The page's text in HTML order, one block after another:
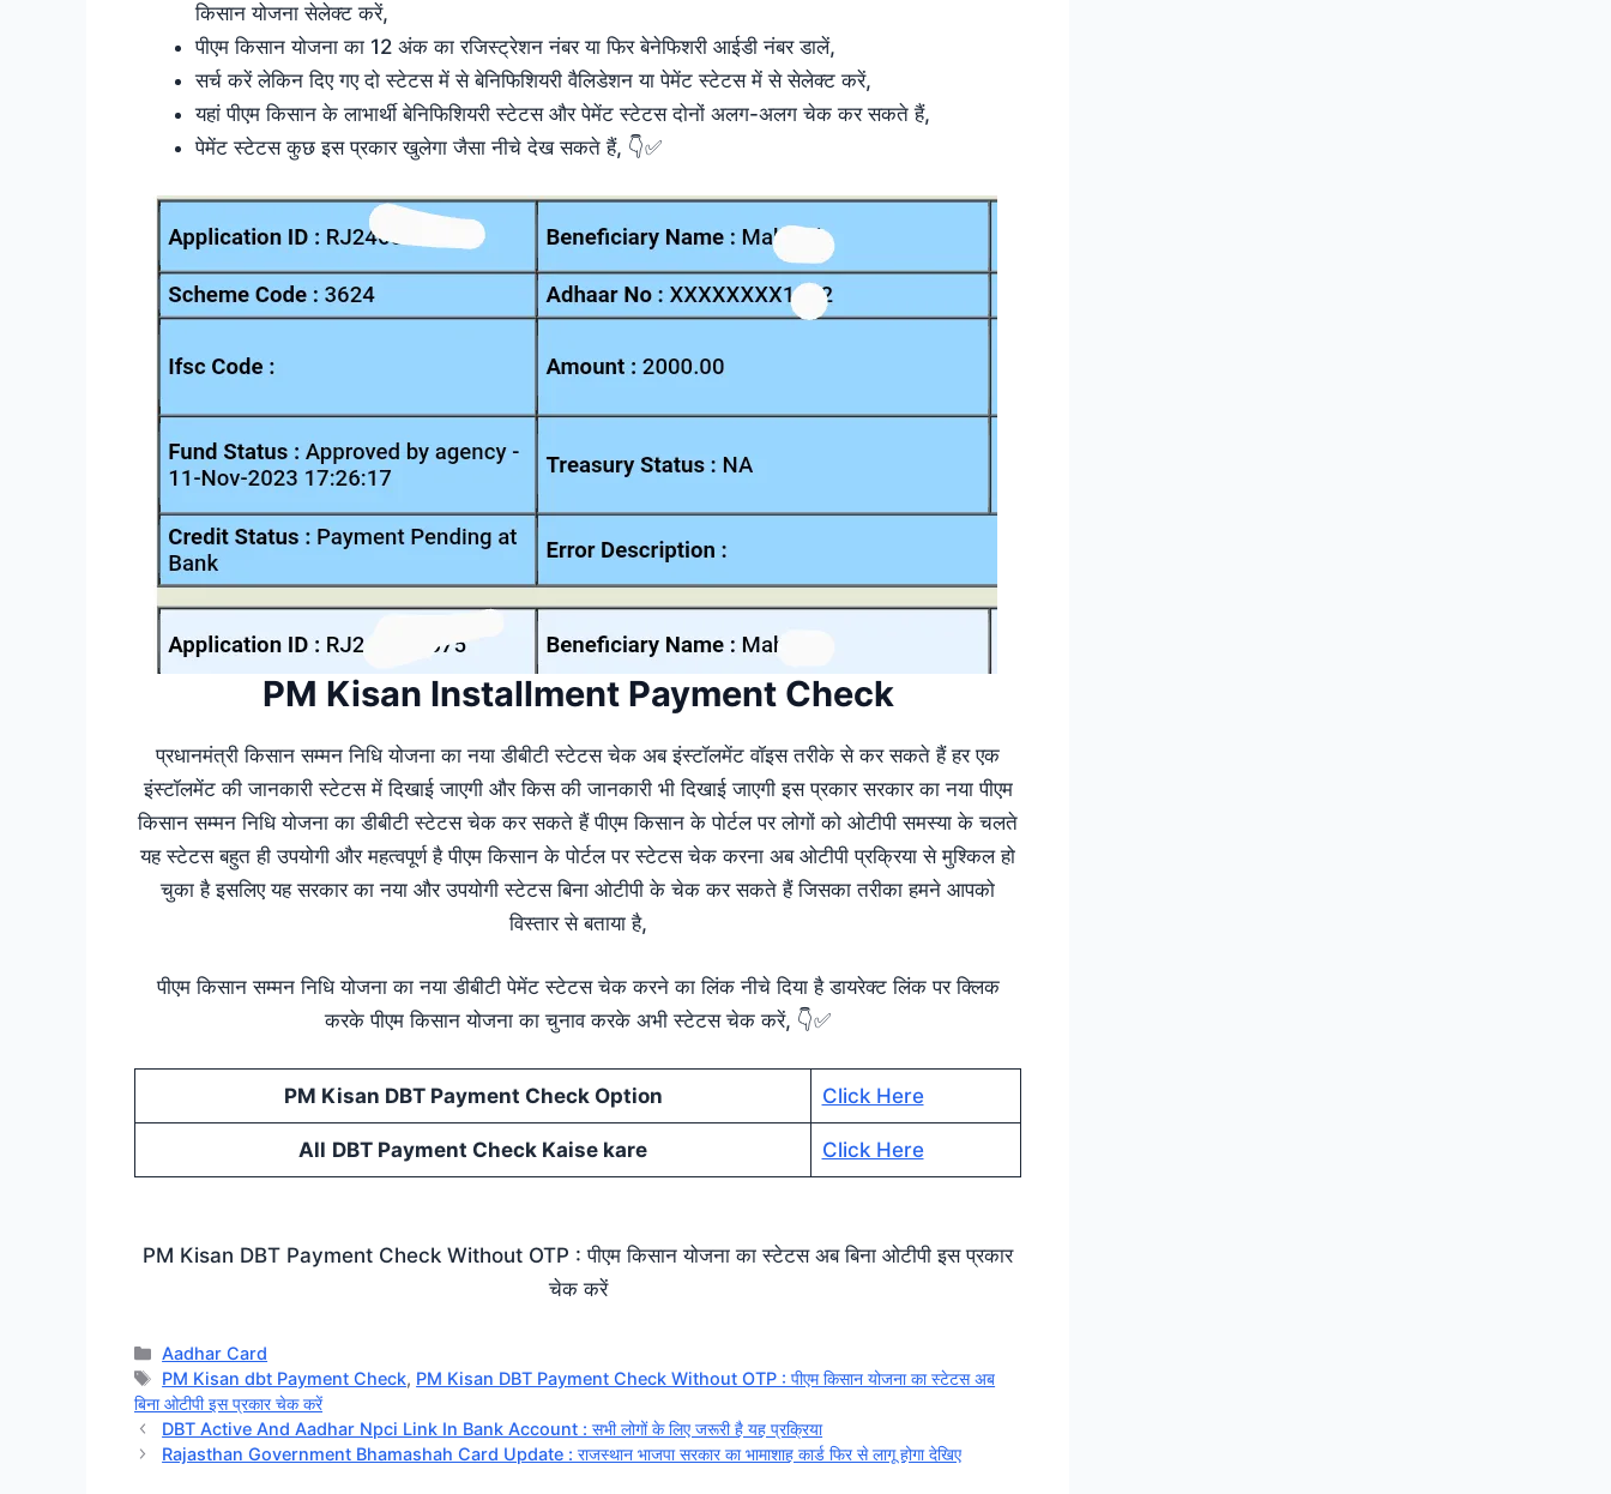
किसान योजना सेलेक्ट करें,
पीएम किसान योजना का 12 अंक का रजिस्ट्रेशन नंबर या फिर बेनेफिशरी आईडी नंबर डालें,
सर्च करें लेकिन दिए गए दो स्टेटस में से बेनिफिशियरी वैलिडेशन या पेमेंट स्टेटस में से सेलेक्ट करें,
यहां पीएम किसान के लाभार्थी बेनिफिशियरी स्टेटस और पेमेंट स्टेटस दोनों अलग-अलग चेक कर सकते हैं,
पेमेंट स्टेटस कुछ इस प्रकार खुलेगा जैसा नीचे देख सकते हैं, 👇✅
PM Kisan Installment Payment Check
प्रधानमंत्री किसान सम्मन निधि योजना का नया डीबीटी स्टेटस चेक अब इंस्टॉलमेंट वॉइस तरीके से कर सकते हैं हर एक
इंस्टॉलमेंट की जानकारी स्टेटस में दिखाई जाएगी और किस की जानकारी भी दिखाई जाएगी इस प्रकार सरकार का नया पीएम
किसान सम्मन निधि योजना का डीबीटी स्टेटस चेक कर सकते हैं पीएम किसान के पोर्टल पर लोगों को ओटीपी समस्या के चलते
यह स्टेटस बहुत ही उपयोगी और महत्वपूर्ण है पीएम किसान के पोर्टल पर स्टेटस चेक करना अब ओटीपी प्रक्रिया से मुश्किल हो
चुका है इसलिए यह सरकार का नया और उपयोगी स्टेटस बिना ओटीपी के चेक कर सकते हैं जिसका तरीका हमने आपको
विस्तार से बताया है,
पीएम किसान सम्मन निधि योजना का नया डीबीटी पेमेंट स्टेटस चेक करने का लिंक नीचे दिया है डायरेक्ट लिंक पर क्लिक
करके पीएम किसान योजना का चुनाव करके अभी स्टेटस चेक करें, 👇✅
PM Kisan DBT Payment Check Option Click Here
All DBT Payment Check Kaise kare Click Here
PM Kisan DBT Payment Check Without OTP : पीएम किसान योजना का स्टेटस अब बिना ओटीपी इस प्रकार
चेक करें
Categories
Aadhar Card
Tags
PM Kisan dbt Payment Check, PM Kisan DBT Payment Check Without OTP : पीएम किसान योजना का स्टेटस अब
बिना ओटीपी इस प्रकार चेक करें
DBT Active And Aadhar Npci Link In Bank Account : सभी लोगों के लिए जरूरी है यह प्रक्रिया
Rajasthan Government Bhamashah Card Update : राजस्थान भाजपा सरकार का भामाशाह कार्ड फिर से लागू होगा देखिए